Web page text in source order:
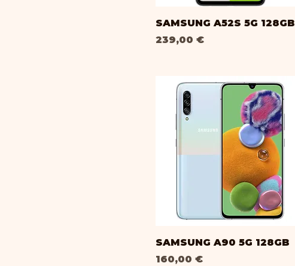
SAMSUNG A52S 5G 128GB
Prix
239,00 €
SAMSUNG A90 5G 128GB
Prix
160,00 €